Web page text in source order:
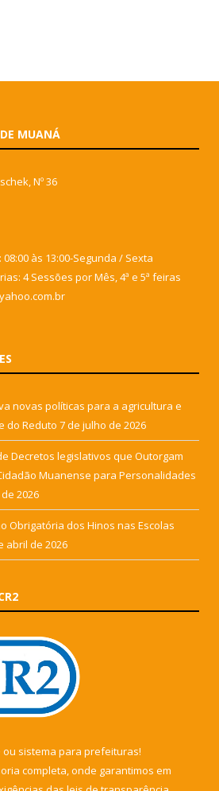
MUANÁ
Nº 36
às 13:00-Segunda / Sexta
4 Sessões por Mês, 4ª e 5ª feiras
novas políticas para a agricultura e
do Reduto 7 de julho de 2026
Decretos legislativos que Outorgam
Muanense para Personalidades
2026
Obrigatória dos Hinos nas Escolas
abril de 2026
ou sistema para prefeituras!
completa, onde garantimos em